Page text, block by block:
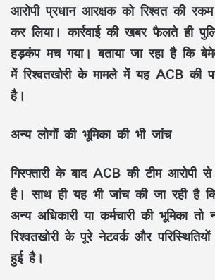
आरोपी प्रधान आरक्षक को रिश्वत की
कर लिया। कार्रवाई की खबर फैलते ही
हड़कंप मच गया। बताया जा रहा है कि
में रिश्वतखोरी के मामले में यह ACB की
है।
अन्य लोगों की भूमिका की भी जांच
गिरफ्तारी के बाद ACB की टीम आरोपी
है। साथ ही यह भी जांच की जा रही है
अन्य अधिकारी या कर्मचारी की भूमिका
रिश्वतखोरी के पूरे नेटवर्क और
हुई है।